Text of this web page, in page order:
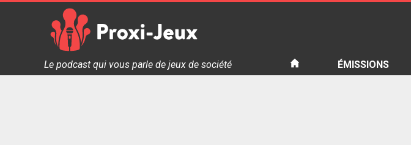
Proxi Jeux - Le podcast qui vous parle de jeux de société
Le podcast qui vous parle de jeux de société ÉMISSIONS